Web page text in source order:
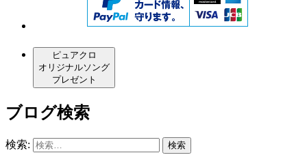
ピュアクロ
オリジナルソング
プレゼント
ブログ検索
検索: